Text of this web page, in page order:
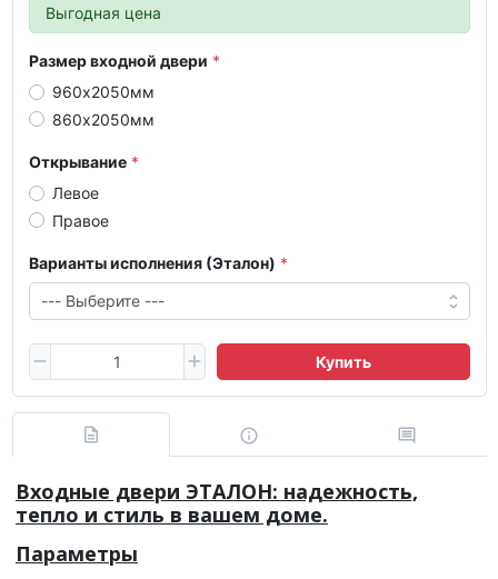
Выгодная цена
Размер входной двери
960х2050мм
860х2050мм
Открывание
Левое
Правое
Варианты исполнения (Эталон)
Купить
Входные двери ЭТАЛОН: надежность,
тепло и стиль в вашем доме.
Параметры